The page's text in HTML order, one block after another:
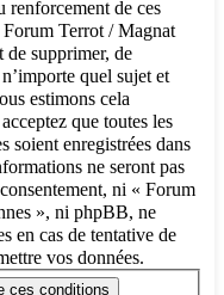
renforcement de ces
Terrot / Magnat
de supprimer, de
quel sujet et
estimons cela
que toutes les
soient enregistrées dans
ne seront pas
ni « Forum
», ni phpBB, ne
en cas de tentative de
vos données.